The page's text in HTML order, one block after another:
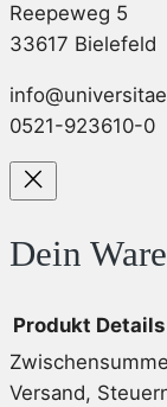
Reepeweg 5
33617 Bielefeld
0521-923610-0
Dein
Produkte
Produkt Details
Zwischensumme
Versand,